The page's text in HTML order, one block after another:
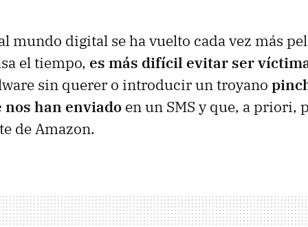
mundo digital se ha vuelto cada vez más
el tiempo, es más difícil evitar ser
sin querer o introducir un troyano
han enviado en un SMS y que, a priori,
de Amazon.